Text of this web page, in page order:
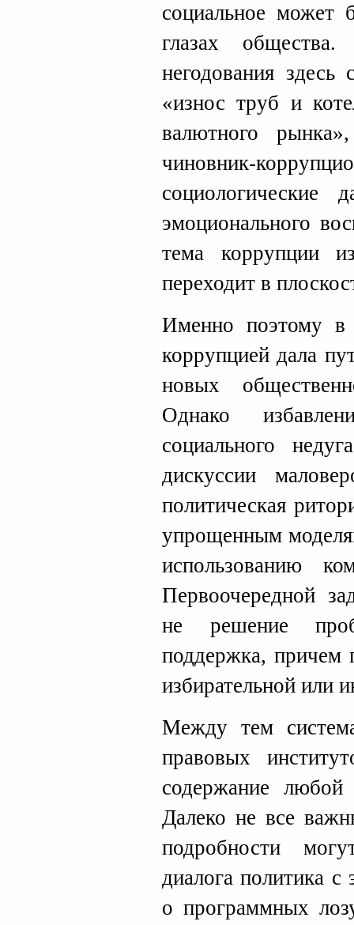
социальное может
глазах общества.
негодования здесь
«износ труб и
валютного
чиновник-
социологические
эмоционального
тема коррупции
переходит в
Именно поэтому в
коррупцией дала
новых
Однако
социального
дискуссии
политическая
упрощенным
использованию
Первоочередной
не решение
поддержка, причем
избирательной или
Между тем
правовых
содержание любой
Далеко не все
подробности
диалога политика с
о программных